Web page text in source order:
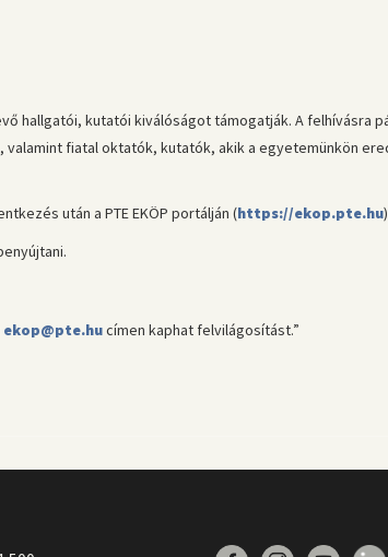
hallgatói, kutatói kiválóságot támogatják. A felhívásra
fiatal oktatók, kutatók, akik a egyetemünkön
után a PTE EKÖP portálján (https://ekop.pte.hu
ekop@pte.hucímen kaphat felvilágosítást.”